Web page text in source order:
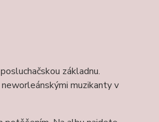
základnu.
muzikanty v